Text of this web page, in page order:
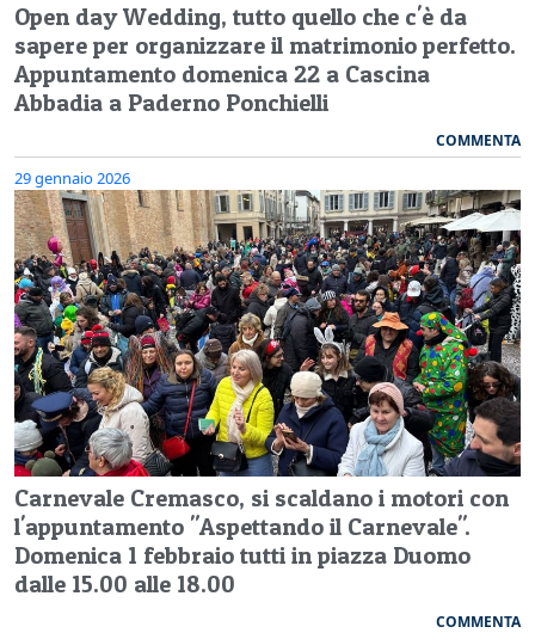
Open day Wedding, tutto quello che c'è da
sapere per organizzare il matrimonio perfetto.
Appuntamento domenica 22 a Cascina
Abbadia a Paderno Ponchielli
COMMENTA
29 gennaio 2026
Carnevale Cremasco, si scaldano i motori con
l'appuntamento "Aspettando il Carnevale".
Domenica 1 febbraio tutti in piazza Duomo
dalle 15.00 alle 18.00
COMMENTA